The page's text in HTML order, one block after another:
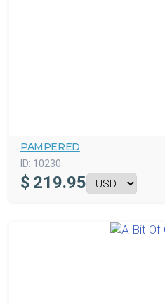
PAMPERED
ID: 10230
$ 219.95